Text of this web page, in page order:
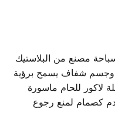
مصنع من البلاستيك
وجسم شفاف يسمح برؤية
بوصلة لاكور للحام ماسورة
: يستخدم كصمام لمنع رجوع